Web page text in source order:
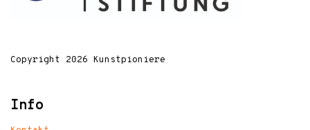
Copyright 2026 Kunstpioniere
Info